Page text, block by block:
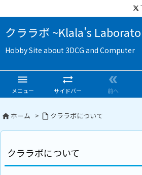
クララボ ~Klala's
Hobby Site about 3DCG and Computer

メニュー

サイドバー

前へ
 ホーム >  クララボについて
クララボについて